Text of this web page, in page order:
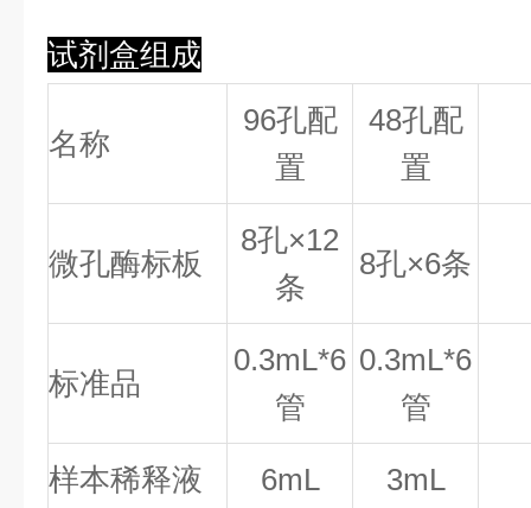
试剂盒组成
名称
96孔配
置
48孔配
置
微孔酶标板
8孔×12
条
8孔×6条
标准品
0.3mL*6
管
0.3mL*6
管
样本稀释液 6mL 3mL